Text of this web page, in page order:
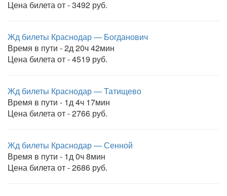
Цена билета от - 3492 руб.
Жд билеты Краснодар — Богданович
Время в пути - 2д 20ч 42мин
Цена билета от - 4519 руб.
Жд билеты Краснодар — Татищево
Время в пути - 1д 4ч 17мин
Цена билета от - 2766 руб.
Жд билеты Краснодар — Сенной
Время в пути - 1д 0ч 8мин
Цена билета от - 2686 руб.